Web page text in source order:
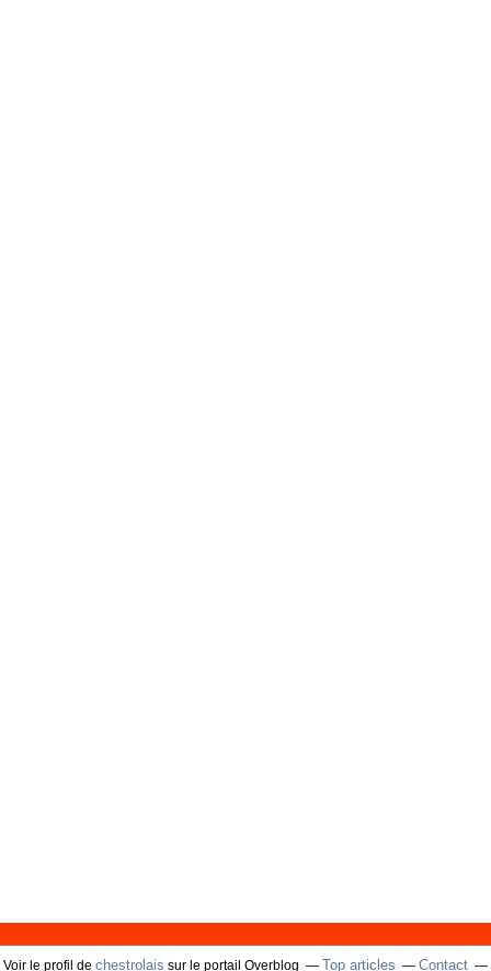
Voir le profil de chestrolais sur le portail Overblog Top articles Contact